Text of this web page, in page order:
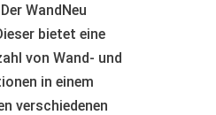
WandNeu
bietet eine
von Wand- und
in einem
verschiedenen